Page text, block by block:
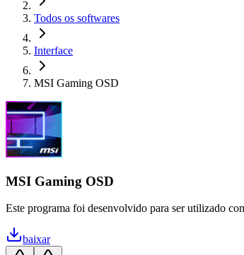
Todos os softwares
Interface
MSI Gaming OSD
MSI Gaming OSD
Este programa foi desenvolvido para ser utilizado
baixar